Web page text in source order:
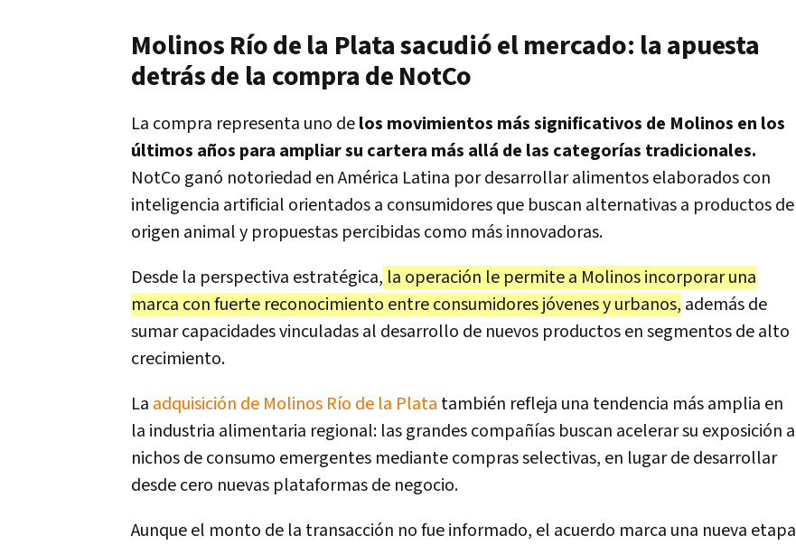
Molinos Río de la Plata sacudió el mercado: la apuesta
detrás de la compra de NotCo
La compra representa uno delos movimientos más significativos de Molinos en los
últimos años para ampliar su cartera más allá de las categorías tradicionales.
NotCo ganó notoriedad en América Latina por desarrollar alimentos elaborados con
inteligencia artificial orientados a consumidores que buscan alternativas a productos de
origen animal y propuestas percibidas como más innovadoras.
Desde la perspectiva estratégica, la operación le permite a Molinos incorporar una
marca con fuerte reconocimiento entre consumidores jóvenes y urbanos, además de
sumar capacidades vinculadas al desarrollo de nuevos productos en segmentos de alto
crecimiento.
La adquisición de Molinos Río de la Plata también refleja una tendencia más amplia en
la industria alimentaria regional: las grandes compañías buscan acelerar su exposición a
nichos de consumo emergentes mediante compras selectivas, en lugar de desarrollar
desde cero nuevas plataformas de negocio.
Aunque el monto de la transacción no fue informado, el acuerdo marca una nueva etapa